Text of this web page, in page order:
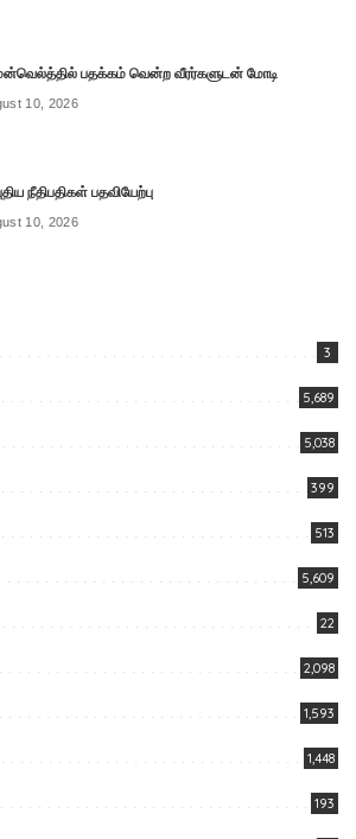
பதக்கம் வென்ற வீரர்களுடன் மோடி
10, 2026
நீதிபதிகள் பதவியேற்பு
10, 2026
3
5,689
5,038
399
513
5,609
22
2,098
1,593
1,448
193